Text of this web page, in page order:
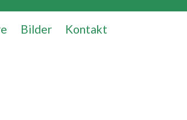
Bilder Kontakt